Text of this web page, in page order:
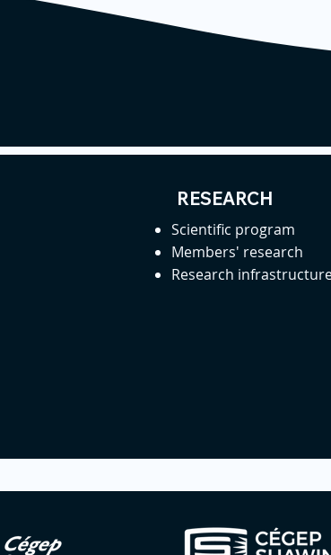
RESEARCH
Scientific program
Members' research
Research